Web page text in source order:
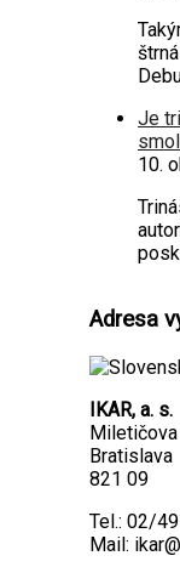
Je
10.
Adresa
IKAR, a. s.
Miletičova
Bratislava
821 09
Tel.: 02/
Mail: